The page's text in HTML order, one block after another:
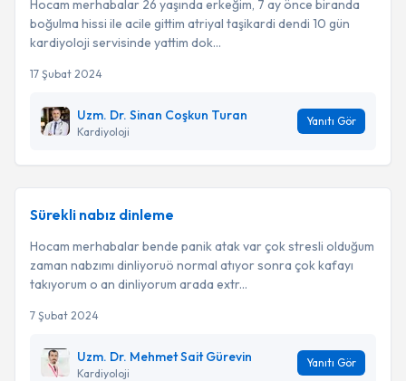
Hocam merhabalar 26 yaşında erkeğim, 7 ay önce biranda
boğulma hissi ile acile gittim atriyal taşikardi dendi 10 gün
kardiyoloji servisinde yattim dok...
17 Şubat 2024
Uzm. Dr. Sinan Coşkun Turan
Kardiyoloji
Yanıtı Gör
Sürekli nabız dinleme
Hocam merhabalar bende panik atak var çok stresli olduğum
zaman nabzımı dinliyoruö normal atıyor sonra çok kafayı
takıyorum o an dinliyorum arada extr...
7 Şubat 2024
Uzm. Dr. Mehmet Sait Gürevin
Kardiyoloji
Yanıtı Gör